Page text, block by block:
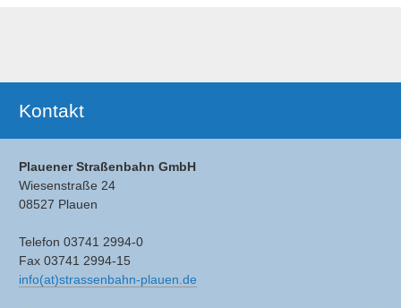
Kontakt
Plauener Straßenbahn GmbH
Wiesenstraße 24
08527 Plauen
Telefon 03741 2994-0
Fax 03741 2994-15
info(at)strassenbahn-plauen.de